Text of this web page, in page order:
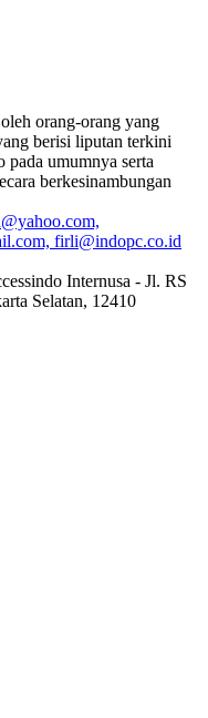
orang-orang yang
berisi liputan terkini
umumnya serta
berkesinambungan
firli@indopc.co.id
Internusa - Jl. RS
Selatan, 12410